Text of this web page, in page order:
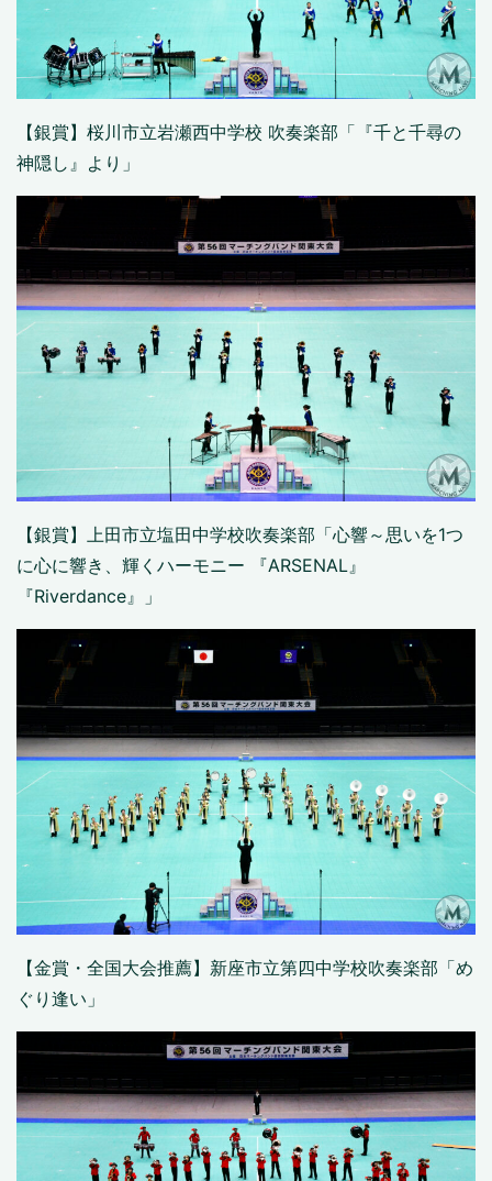
【銀賞】桜川市立岩瀬西中学校 吹奏楽部「『千と千尋の
神隠し』より」
【銀賞】上田市立塩田中学校吹奏楽部「心響～思いを1つ
に心に響き、輝くハーモニー 『ARSENAL』
『Riverdance』」
【金賞・全国大会推薦】新座市立第四中学校吹奏楽部「め
ぐり逢い」